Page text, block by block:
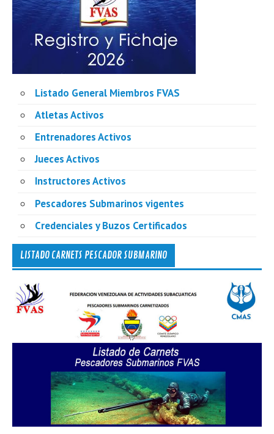
Listado General Miembros FVAS
Atletas Activos
Entrenadores Activos
Jueces Activos
Instructores Activos
Pescadores Submarinos vigentes
Credenciales y Buzos Certificados
LISTADO CARNETS PESCADOR SUBMARINO